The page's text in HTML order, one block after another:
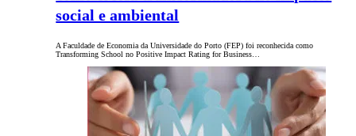
social e ambiental
A Faculdade de Economia da Universidade do Porto (FEP) foi reconhecida como
Transforming School no Positive Impact Rating for Business…